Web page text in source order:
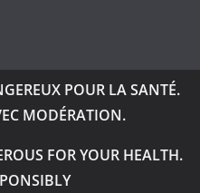
POUR LA SANTÉ.
MODÉRATION.
FOR YOUR HEALTH.